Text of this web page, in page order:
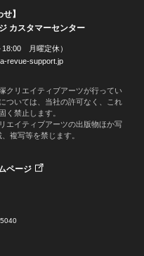
】
カスタマーセンター
18:00 月曜定休）
revue-support.jp
クリエイティブアーツが行ってい
ついては、当社の許可なく、これ
く禁止します。
エイティブアーツの出版物ほか写
複写等を禁じます。
ページ